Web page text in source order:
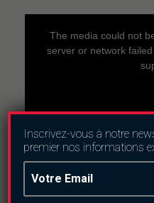
The media could not
server or network
Inscrivez-vous à notre
premier nos informations